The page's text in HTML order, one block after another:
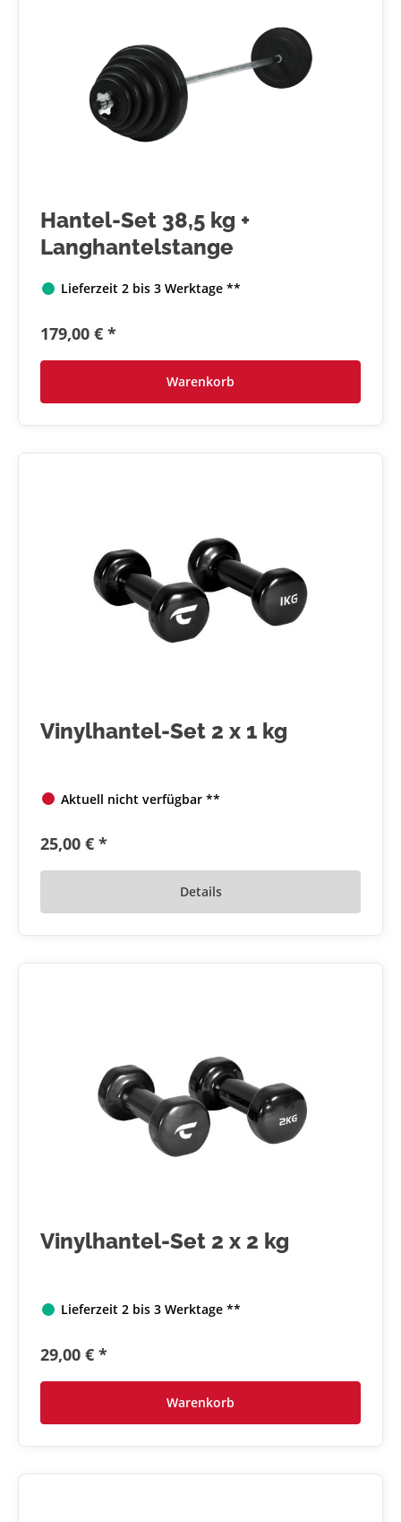
Hantel-Set 38,5 kg +
Langhantelstange
Lieferzeit 2 bis 3 Werktage **
179,00 € *
Warenkorb
Vinylhantel-Set 2 x 1 kg
Aktuell nicht verfügbar **
25,00 € *
Details
Vinylhantel-Set 2 x 2 kg
Lieferzeit 2 bis 3 Werktage **
29,00 € *
Warenkorb